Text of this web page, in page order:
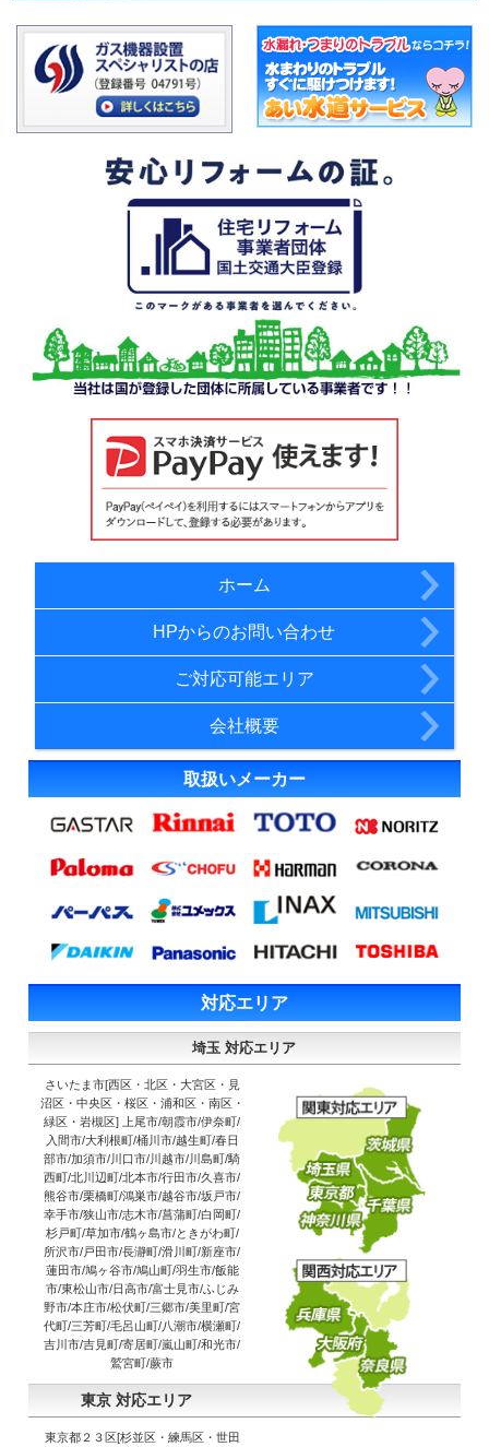
ホーム
HPからのお問い合わせ
ご対応可能エリア
会社概要
取扱いメーカー
対応エリア
埼玉 対応エリア
さいたま市[西区・北区・大宮区・見
沼区・中央区・桜区・浦和区・南区・
緑区・岩槻区] 上尾市/朝霞市/伊奈町/
入間市/大利根町/桶川市/越生町/春日
部市/加須市/川口市/川越市/川島町/騎
西町/北川辺町/北本市/行田市/久喜市/
熊谷市/栗橋町/鴻巣市/越谷市/坂戸市/
幸手市/狭山市/志木市/菖蒲町/白岡町/
杉戸町/草加市/鶴ヶ島市/ときがわ町/
所沢市/戸田市/長瀞町/滑川町/新座市/
蓮田市/鳩ヶ谷市/鳩山町/羽生市/飯能
市/東松山市/日高市/富士見市/ふじみ
野市/本庄市/松伏町/三郷市/美里町/宮
代町/三芳町/毛呂山町/八潮市/横瀬町/
吉川市/吉見町/寄居町/嵐山町/和光市/
鷲宮町/蕨市
東京 対応エリア
東京都２３区[杉並区・練馬区・世田